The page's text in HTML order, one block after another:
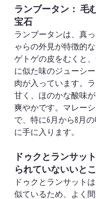
ランブータン： 毛
宝石
ランブータンは、真
ゃらの外見が特徴的
ゲトゲの皮をむくと
に似た味のジューシ
肉が入っています。
甘く、ほのかな酸味
爽やかです。マレー
で、特に6月から8月
に手に入ります。
ドゥクとランサッ
られていないいとこ
ドゥクとランサット
似ているため、よく